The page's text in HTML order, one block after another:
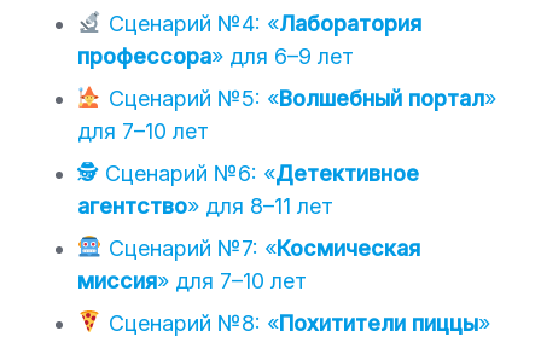
Сценарий №4: «Лаборатория
профессора» для 6–9 лет
Сценарий №5: «Волшебный портал»
для 7–10 лет
🕵️ Сценарий №6: «Детективное
агентство» для 8–11 лет
Сценарий №7: «Космическая
миссия» для 7–10 лет
Сценарий №8: «Похитители пиццы»